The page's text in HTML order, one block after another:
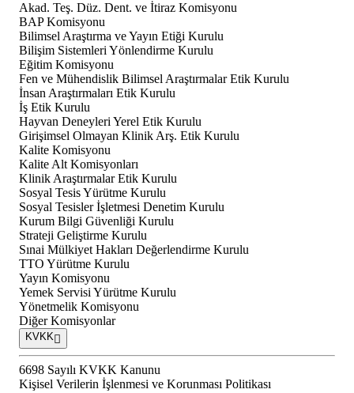
Akad. Teş. Düz. Dent. ve İtiraz Komisyonu
BAP Komisyonu
Bilimsel Araştırma ve Yayın Etiği Kurulu
Bilişim Sistemleri Yönlendirme Kurulu
Eğitim Komisyonu
Fen ve Mühendislik Bilimsel Araştırmalar Etik Kurulu
İnsan Araştırmaları Etik Kurulu
İş Etik Kurulu
Hayvan Deneyleri Yerel Etik Kurulu
Girişimsel Olmayan Klinik Arş. Etik Kurulu
Kalite Komisyonu
Kalite Alt Komisyonları
Klinik Araştırmalar Etik Kurulu
Sosyal Tesis Yürütme Kurulu
Sosyal Tesisler İşletmesi Denetim Kurulu
Kurum Bilgi Güvenliği Kurulu
Strateji Geliştirme Kurulu
Sınai Mülkiyet Hakları Değerlendirme Kurulu
TTO Yürütme Kurulu
Yayın Komisyonu
Yemek Servisi Yürütme Kurulu
Yönetmelik Komisyonu
Diğer Komisyonlar
KVKK
6698 Sayılı KVKK Kanunu
Kişisel Verilerin İşlenmesi ve Korunması Politikası